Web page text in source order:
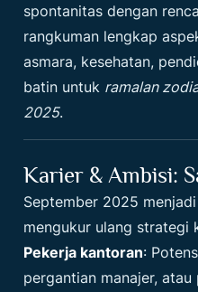
spontanitas dengan
rangkuman lengkap
asmara, kesehatan,
batin untuk ramalan
2025.
Karier & Ambisi:
September 2025
mengukur ulang strategi
Pekerja kantoran:
pergantian manajer, atau